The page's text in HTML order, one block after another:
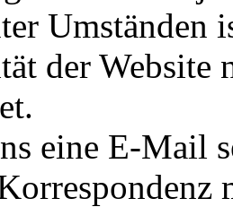
Umständen
der Website
eine E-Mail